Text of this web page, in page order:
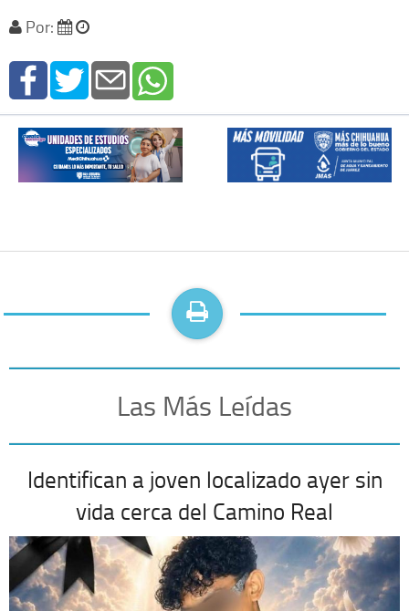
Deportes
Extra +
Por:
Las Más Leídas
Identifican a joven localizado ayer sin
vida cerca del Camino Real